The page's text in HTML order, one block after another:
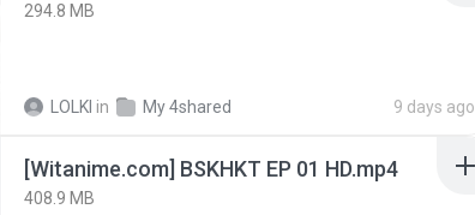
294.8 MB
LOLKI in My 4shared 9 days ago
[Witanime.com] BSKHKT EP 01 HD.mp4
408.9 MB